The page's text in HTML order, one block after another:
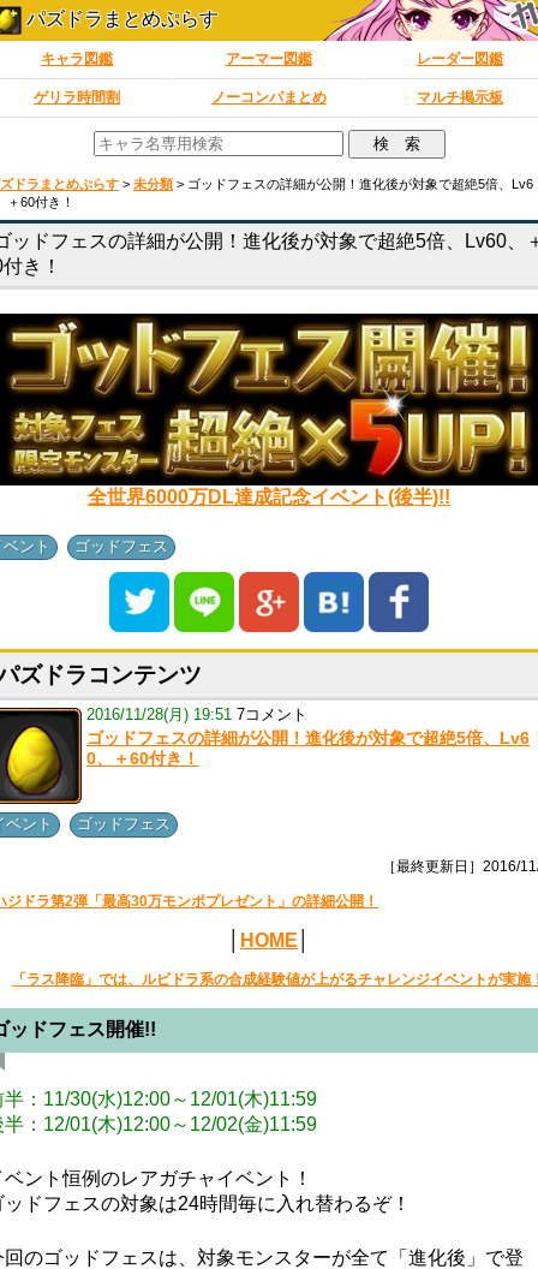
パズドラまとめぷらす
キャラ図鑑 アーマー図鑑 レーダー図鑑
ゲリラ時間割 ノーコンパまとめ マルチ掲示板
ドラまとめぷらす > 未分類 > ゴッドフェスの詳細が公開！進化後が対象で超絶5倍、Lv6
＋60付き！
ッドフェスの詳細が公開！進化後が対象で超絶5倍、Lv60、
き！
全世界6000万DL達成記念イベント(後半)!!
ベント ゴッドフェス
ズドラコンテンツ
2016/11/28(月) 19:51 7コメント
ゴッドフェスの詳細が公開！進化後が対象で超絶5倍、Lv6
0、＋60付き！
ベント ゴッドフェス
［最終更新日］2016/
ジドラ第2弾「最高30万モンポプレゼント」の詳細公開！
HOME
「ラス降臨」では、ルビドラ系の合成経験値が上がるチャレンジイベントが実施
ッドフェス開催!!
半：11/30(水)12:00～12/01(木)11:59
半：12/01(木)12:00～12/02(金)11:59
ベント恒例のレアガチャイベント！
ッドフェスの対象は24時間毎に入れ替わるぞ！
回のゴッドフェスは、対象モンスターが全て「進化後」で登